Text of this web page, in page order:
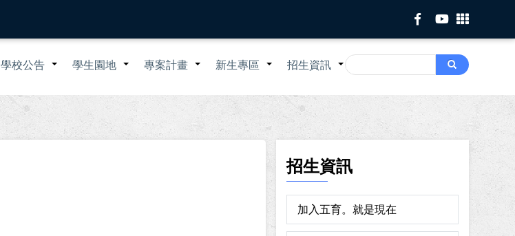
Search
Search
+
學校公告 +
學生園地 +
專案計畫 +
新生專區 +
招生資訊
招生資訊
加入五育。就是現在